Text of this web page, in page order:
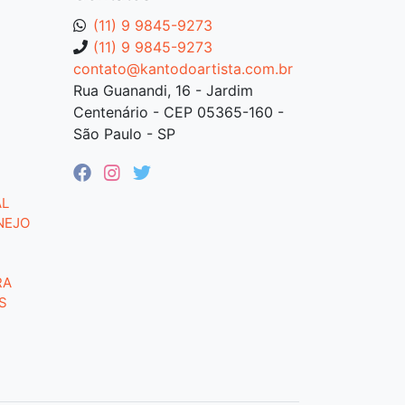
(11) 9 9845-9273
(11) 9 9845-9273
contato@kantodoartista.com.br
Rua Guanandi, 16 - Jardim
Centenário - CEP 05365-160 -
São Paulo - SP